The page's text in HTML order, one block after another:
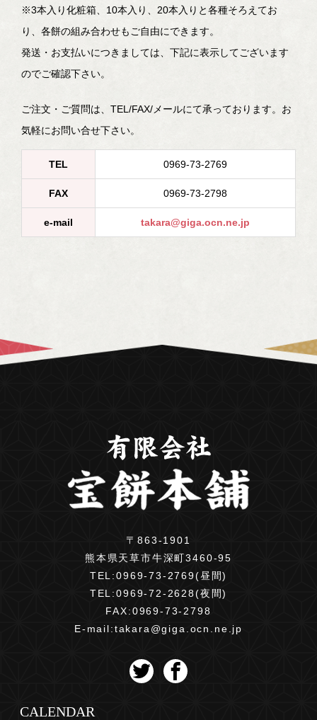
※3本入り化粧箱、10本入り、20本入りと各種そろえてお
り、各餅の組み合わせもご自由にできます。
発送・お支払いにつきましては、下記に表示してございます
のでご確認下さい。
ご注文・ご質問は、TEL/FAX/メールにて承っております。お
気軽にお問い合せ下さい。
TEL 0969-73-2769
FAX 0969-73-2798
e-mail takara@giga.ocn.ne.jp
〒863-1901
熊本県天草市牛深町3460-95
TEL:0969-73-2769(昼間)
TEL:0969-72-2628(夜間)
FAX:0969-73-2798
E-mail:takara@giga.ocn.ne.jp
CALENDAR